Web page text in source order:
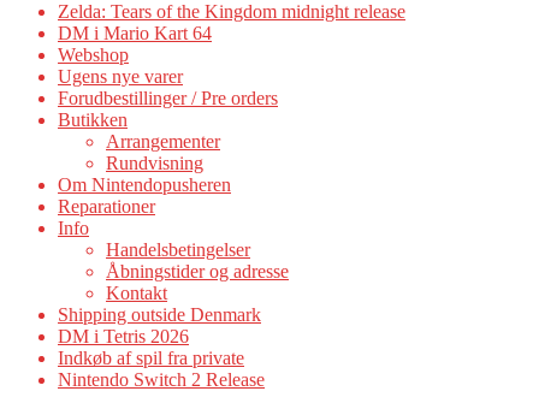
Zelda: Tears of the Kingdom midnight release
DM i Mario Kart 64
Webshop
Ugens nye varer
Forudbestillinger / Pre orders
Butikken
Arrangementer
Rundvisning
Om Nintendopusheren
Reparationer
Info
Handelsbetingelser
Åbningstider og adresse
Kontakt
Shipping outside Denmark
DM i Tetris 2026
Indkøb af spil fra private
Nintendo Switch 2 Release